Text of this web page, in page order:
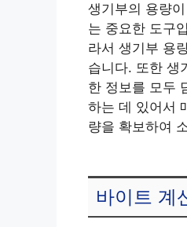
생기부의 용량
는 중요한 도구
라서 생기부 용
습니다. 또한 생
한 정보를 모두
하는 데 있어서
량을 확보하여
바이트 계